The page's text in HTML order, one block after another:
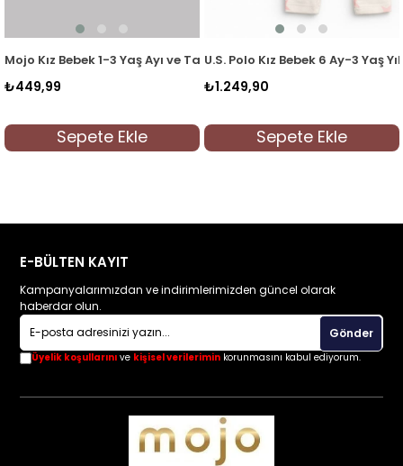
Takımı 2418 Somon
Ayı ve Tavşan Desenli Pijama Takımı 2418 Pembe
U.S. Polo Kız Bebek 6 Ay-3 Yaş Yıldız Desen Düğmeli
Sepete Ekle
Mojo Kız Bebek 1-
Sepete
E-BÜLTEN KAYIT
Kampanyalarımızdan ve indirimlerimizden güncel olarak
haberdar olun.
Gönder
Üyelik koşullarını ve kişisel verilerimin korunmasını kabul ediyorum.